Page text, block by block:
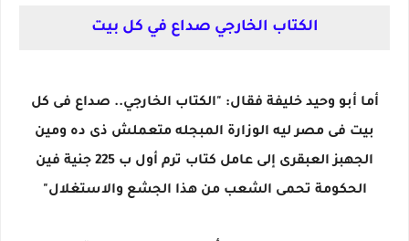
الكتاب الخارجي صداع في كل بيت
أما أبو وحيد خليفة فقال: "الكتاب الخارجي.. صداع فى كل
بيت فى مصر ليه الوزارة المبجله متعملش ذى ده ومين
الجهبز العبقرى إلى عامل كتاب ترم أول ب 225 جنية فين
الحكومة تحمى الشعب من هذا الجشع والاستغلال"